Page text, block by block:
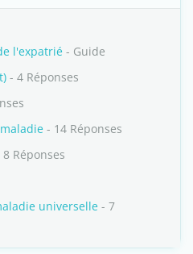
l'expatrié - Guide
- 4 Réponses
- 14 Réponses
8 Réponses
universelle - 7